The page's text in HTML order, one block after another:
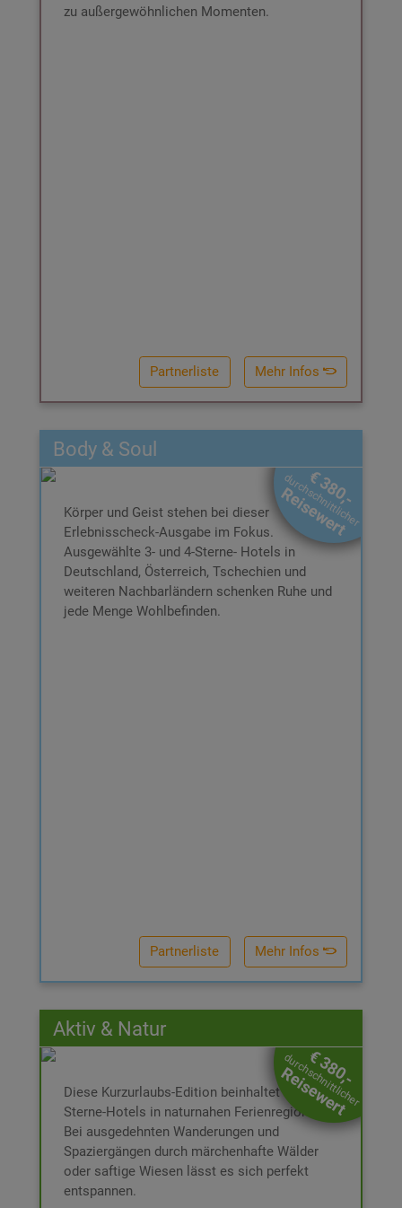
zu außergewöhnlichen Momenten.
Mehr Infos
Partnerliste
Body & Soul
€ 380,-
durchschnittlicher
Reisewert
Körper und Geist stehen bei dieser
Erlebnisscheck-Ausgabe im Fokus.
Ausgewählte 3- und 4-Sterne- Hotels in
Deutschland, Österreich, Tschechien und
weiteren Nachbarländern schenken Ruhe und
jede Menge Wohlbefinden.
Mehr Infos
Partnerliste
€ 169,-
Inkl. Box und
Booklet
DAS ERWARTET SIE:
2 Nächte für 2 Personen im DZ
Inkl. Frühstücksbuffet
Inkl. € 60,- Wertgutschein für
Hotelleistungen
All-In-Betreuung bei der Buchung
3 Jahre gültig ab Ende des Kaufjahres
Aktiv & Natur
€ 380,-
durchschnittlicher
Reisewert
Diese Kurzurlaubs-Edition beinhaltet 3- und 4-
Sterne-Hotels in naturnahen Ferienregionen.
Bei ausgedehnten Wanderungen und
Spaziergängen durch märchenhafte Wälder
oder saftige Wiesen lässt es sich perfekt
entspannen.
€ 169,-
Inkl. Box und
Booklet
DAS ERWARTET SIE:
2 Nächte für 2 Personen im DZ
Inkl. Frühstücksbuffet
Inkl. € 60,- Wertgutschein für
Hotelleistungen
All-In-Betreuung bei der Buchung
3 Jahre gültig ab Ende des Kaufjahres